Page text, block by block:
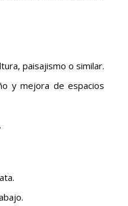
paisajismo o similar.
y mejora de espacios